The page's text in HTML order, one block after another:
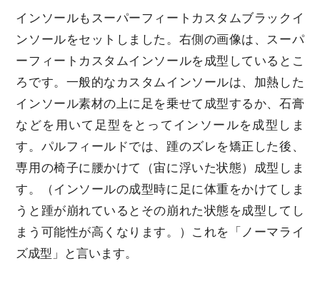
インソールもスーパーフィートカスタムブラックイ
ンソールをセットしました。右側の画像は、スーパ
ーフィートカスタムインソールを成型しているとこ
ろです。一般的なカスタムインソールは、加熱した
インソール素材の上に足を乗せて成型するか、石膏
などを用いて足型をとってインソールを成型しま
す。パルフィールドでは、踵のズレを矯正した後、
専用の椅子に腰かけて（宙に浮いた状態）成型しま
す。（インソールの成型時に足に体重をかけてしま
うと踵が崩れているとその崩れた状態を成型してし
まう可能性が高くなります。）これを「ノーマライ
ズ成型」と言います。